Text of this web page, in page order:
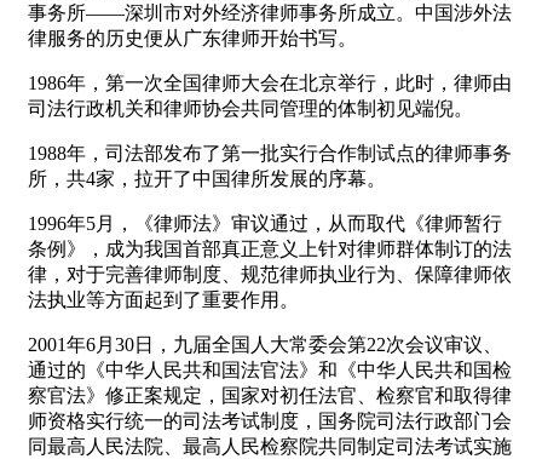
事务所——深圳市对外经济律师事务所成立。中国涉外法
律服务的历史便从广东律师开始书写。
1986年，第一次全国律师大会在北京举行，此时，律师由
司法行政机关和律师协会共同管理的体制初见端倪。
1988年，司法部发布了第一批实行合作制试点的律师事务
所，共4家，拉开了中国律所发展的序幕。
1996年5月，《律师法》审议通过，从而取代《律师暂行
条例》，成为我国首部真正意义上针对律师群体制订的法
律，对于完善律师制度、规范律师执业行为、保障律师依
法执业等方面起到了重要作用。
2001年6月30日，九届全国人大常委会第22次会议审议、
通过的《中华人民共和国法官法》和《中华人民共和国检
察官法》修正案规定，国家对初任法官、检察官和取得律
师资格实行统一的司法考试制度，国务院司法行政部门会
同最高人民法院、最高人民检察院共同制定司法考试实施